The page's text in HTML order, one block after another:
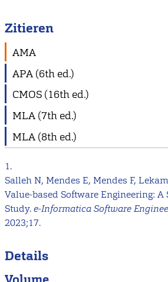
Zitieren
AMA
APA (6th ed.)
CMOS (16th ed.)
MLA (7th ed.)
MLA (8th ed.)
1.
Salleh N, Mendes E, Mendes F,
Value-based Software Engineering:
Study.e-Informatica Software
2023;17.
Details